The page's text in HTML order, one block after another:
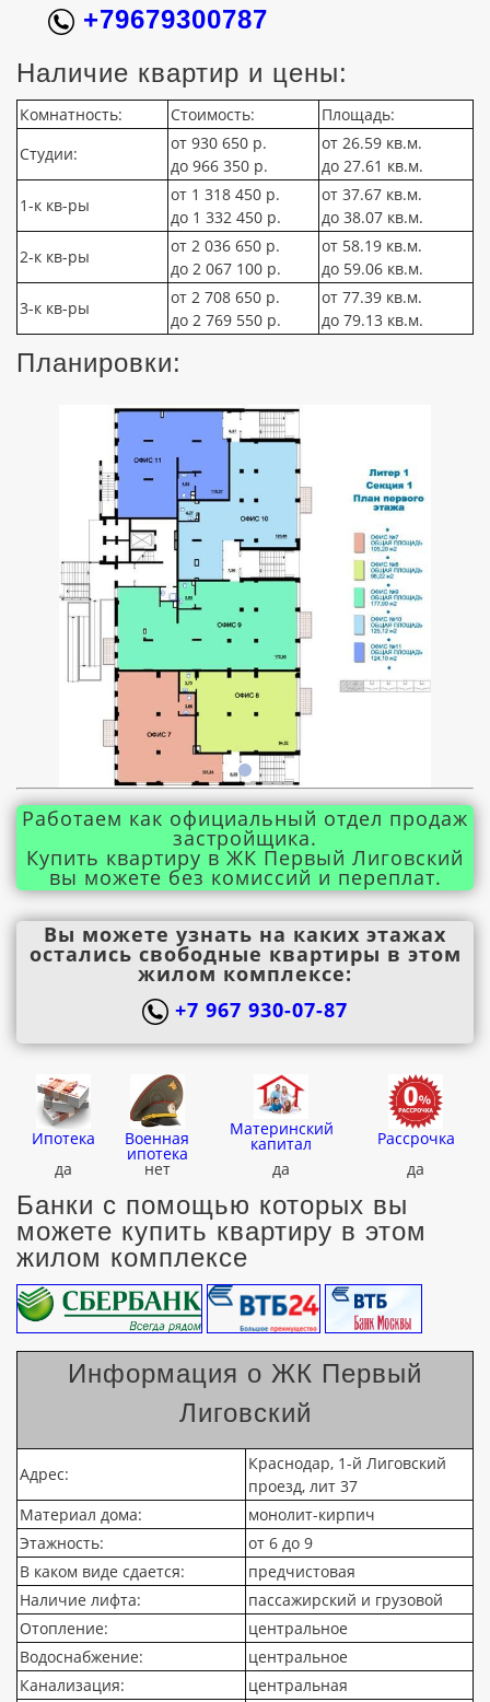
+79679300787
Наличие квартир и цены:
Комнатность: Стоимость:
Площадь:
Студии:
от 930 650 р.
до 966 350 р.
от 26.59 кв.м.
до 27.61 кв.м.
1-к кв-ры
от 1 318 450 р.
до 1 332 450 р.
от 37.67 кв.м.
до 38.07 кв.м.
2-к кв-ры
от 2 036 650 р.
до 2 067 100 р.
от 58.19 кв.м.
до 59.06 кв.м.
3-к кв-ры
от 2 708 650 р.
до 2 769 550 р.
от 77.39 кв.м.
до 79.13 кв.м.
Планировки:
Работаем как официальный отдел продаж
застройщика.
Купить квартиру в ЖК Первый Лиговский
вы можете без комиссий и переплат.
Вы можете узнать на каких этажах
остались свободные квартиры в этом
жилом комплексе:
+7 967 930-07-87
Ипотека Военная
ипотека
Материнский
капитал
Рассрочка
да
нет да да
Банки с помощью которых вы
можете купить квартиру в этом
жилом комплексе
Информация о ЖК Первый
Лиговский
Адрес:
Краснодар, 1-й Лиговский
проезд, лит 37
Материал дома:
монолит-кирпич
Этажность:
от 6 до 9
В каком виде сдается:
предчистовая
Наличие лифта:
пассажирский и грузовой
Отопление:
центральное
Водоснабжение:
центральное
Канализация:
центральная